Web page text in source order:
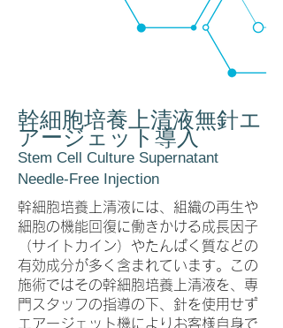
幹細胞培養上清液無針エ
アージェット導入
Stem Cell Culture Supernatant
Needle-Free Injection
幹細胞培養上清液には、組織の再生や
細胞の機能回復に働きかける成長因子
（サイトカイン）やたんぱく質などの
有効成分が多く含まれています。この
施術ではその幹細胞培養上清液を、専
門スタッフの指導の下、針を使用せず
エアージェット機によりお客様自身で